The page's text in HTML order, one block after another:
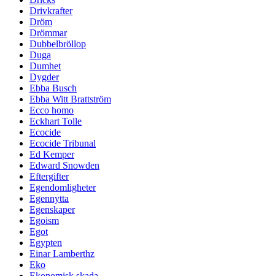
Drivkrafter
Dröm
Drömmar
Dubbelbröllop
Duga
Dumhet
Dygder
Ebba Busch
Ebba Witt Brattström
Ecco homo
Eckhart Tolle
Ecocide
Ecocide Tribunal
Ed Kemper
Edward Snowden
Eftergifter
Egendomligheter
Egennytta
Egenskaper
Egoism
Egot
Egypten
Einar Lamberthz
Eko